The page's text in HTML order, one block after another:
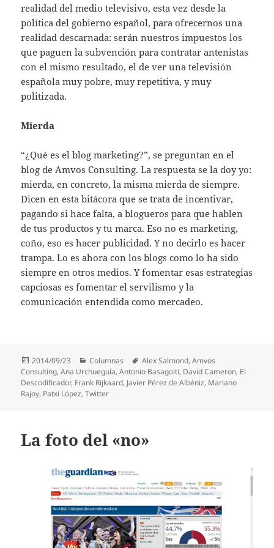
realidad del medio televisivo, esta vez desde la
política del gobierno español, para ofrecernos una
realidad descarnada: serán nuestros impuestos los
que paguen la subvención para contratar antenistas
con el mismo resultado, el de ver una televisión
española muy pobre, muy repetitiva, y muy
politizada.
Mierda
“¿Qué es el blog marketing?”, se preguntan en el
blog de Amvos Consulting. La respuesta se la doy yo:
mierda, en concreto, la misma mierda de siempre.
Dicen en esta bitácora que se trata de incentivar,
pagando si hace falta, a blogueros para que hablen
de tus productos y tu marca. Eso no es marketing,
coño, eso es hacer publicidad. Y no decirlo es hacer
trampa. Lo es ahora con los blogs como lo ha sido
siempre en otros medios. Y fomentar esas estrategias
capciosas es fomentar el servilismo y la
comunicación entendida como mercadeo.
Publicado
el
2014/09/23 Categorías
Columnas Etiquetas
Alex Salmond,Amvos
Consulting,Ana Urchueguía,Antonio Basagoiti, David Cameron, El
Descodificador, Frank Rijkaard, Javier Pérez de Albéniz, Mariano
Rajoy, Patxi López,Twitter
La foto del «no»